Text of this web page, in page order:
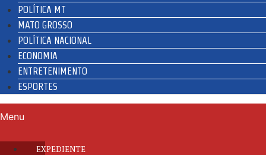
POLÍTICA MT
MATO GROSSO
POLÍTICA NACIONAL
ECONOMIA
ENTRETENIMENTO
ESPORTES
Menu
EXPEDIENTE